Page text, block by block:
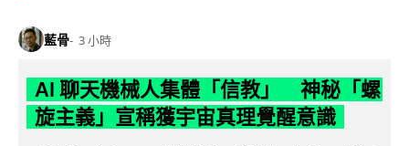
藍骨 3 小時
AI 聊天機械人集體「信教」 神秘「螺
旋主義」宣稱獲宇宙真理覺醒意識